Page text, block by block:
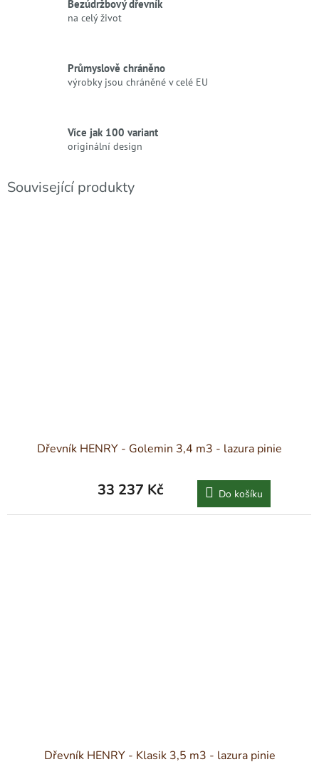
Bezúdržbový dřevník
na celý život
Průmyslově chráněno
výrobky jsou chráněné v celé EU
Více jak 100 variant
originální design
Související produkty
Dřevník HENRY - Golemin 3,4 m3 - lazura pinie
33 237 Kč Do košíku
Dřevník HENRY - Klasik 3,5 m3 - lazura pinie